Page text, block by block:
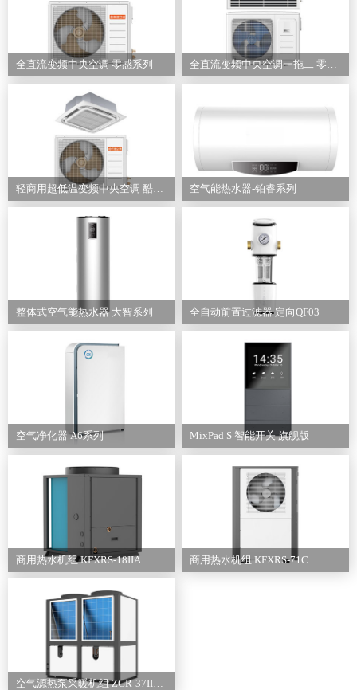
全直流变频中央空调 零感系列 全直流变频中央空调一拖二 零感系列
轻商用超低温变频中央空调 酷感系列 空气能热水器-铂睿系列
整体式空气能热水器 大智系列 全自动前置过滤器 定向QF03
空气净化器 A6系列 MixPad S 智能开关 旗舰版
商用热水机组 KFXRS-18IIA 商用热水机组 KFXRS-71C
空气源热泵采暖机组 ZGR-37IIAD